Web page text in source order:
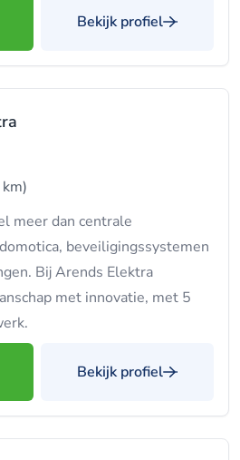
Bekijk profiel
meer dan centrale
beveiligingssystemen
Bij Arends Elektra
met innovatie, met 5
Bekijk profiel